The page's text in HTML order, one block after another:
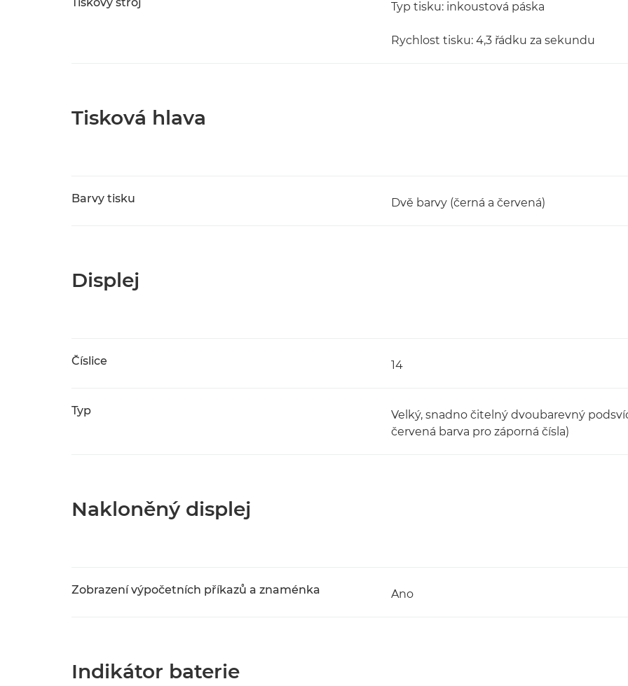
Typ tisku: inkoustová páska
Rychlost tisku: 4,3 řádku za sekundu
Tisková hlava
Barvy tisku Dvě barvy (černá a červená)
Displej
Číslice 14
Typ
Velký, snadno čitelný dvoubarevný
červená barva pro záporná čísla)
Nakloněný displej
Zobrazení výpočetních příkazů a znaménka Ano
Indikátor baterie